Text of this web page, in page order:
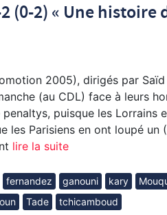
(0-2) « Une histoire
2005), dirigés par
(au CDL) face à leurs
puisque les Lorrains
les Parisiens en ont loupé un
lire la suite
fernandez ganouni kary
Tade tchicamboud